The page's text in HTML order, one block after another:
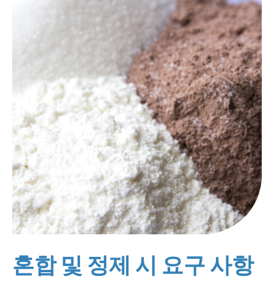
혼합 및 정제 시 요구 사항